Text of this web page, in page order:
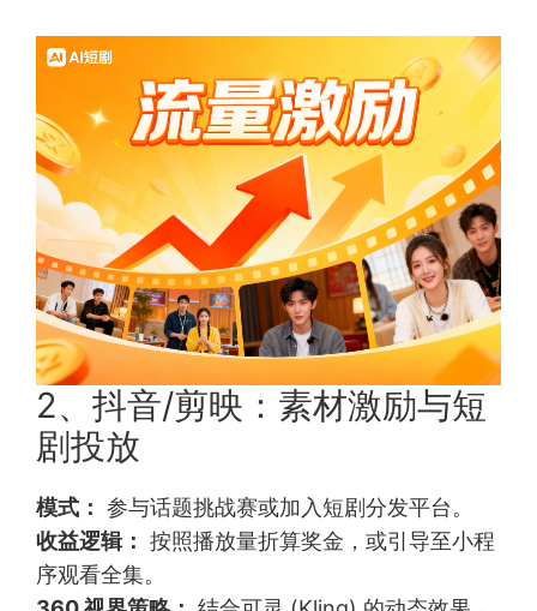
2、抖音/剪映：素材激励与短
剧投放
模式： 参与话题挑战赛或加入短剧分发平台。
收益逻辑： 按照播放量折算奖金，或引导至小程
序观看全集。